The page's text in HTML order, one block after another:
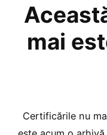
mai
Certificările nu